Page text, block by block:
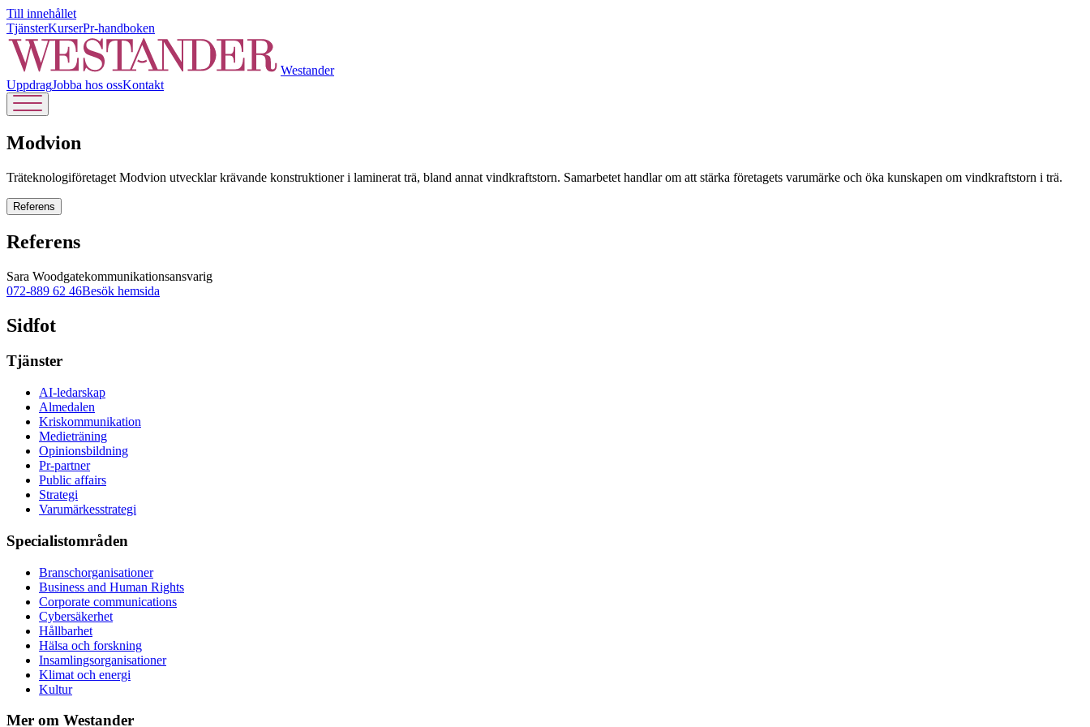
Till innehållet
TjänsterKurserPr-handboken
Westander
UppdragJobba hos ossKontakt
Modvion
Träteknologiföretaget Modvion utvecklar krävande konstruktioner i laminerat trä, bland annat vindkraftstorn. Samarbetet handlar om att stärka företagets varumärke och öka kunskapen om vindkraftstorn i trä.
Referens
Referens
Sara Woodgatekommunikationsansvarig
072-889 62 46Besök hemsida
Sidfot
Tjänster
AI-ledarskap
Almedalen
Kris­kommunikation
Medieträning
Opinionsbildning
Pr-partner
Public affairs
Strategi
Varumärkesstrategi
Specialistområden
Branschorganisationer
Business and Human Rights
Corporate communications
Cybersäkerhet
Hållbarhet
Hälsa och forskning
Insamlingsorganisationer
Klimat och energi
Kultur
Mer om Westander